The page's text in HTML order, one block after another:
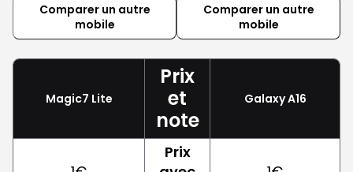
Comparer un autre
mobile
Comparer un autre
mobile
Magic7 Lite
Prix
et
note
Galaxy A16
Prix